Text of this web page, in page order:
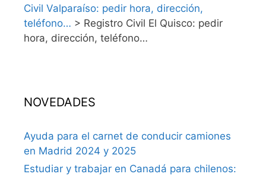
Civil Valparaíso: pedir hora, dirección,
teléfono… > Registro Civil El Quisco: pedir
hora, dirección, teléfono…
NOVEDADES
Ayuda para el carnet de conducir camiones
en Madrid 2024 y 2025
Estudiar y trabajar en Canadá para chilenos: